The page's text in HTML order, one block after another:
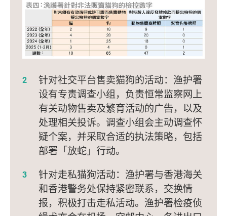
针对社交平台售卖猫狗的活动：渔护署
设有专责调查小组，负责恒常监察网上
有关动物售卖及繁育活动的广告，以及
处理相关投诉。调查小组会主动调查怀
疑个案，并采取合适的执法策略，包括
部署「放蛇」行动。
针对走私猫狗活动：渔护署与香港海关
和香港警务处保持紧密联系，交换情
报，积极打击走私活动。渔护署检疫侦